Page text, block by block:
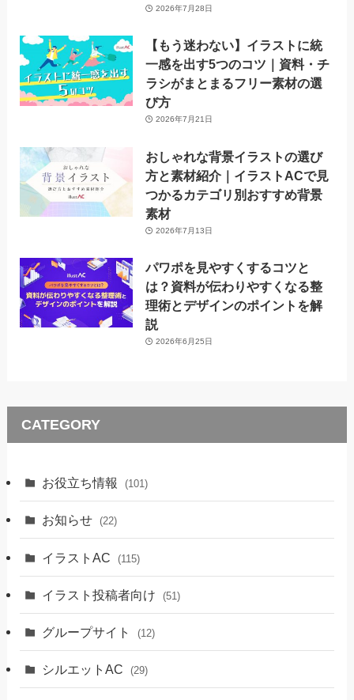
2026年7月28日
【もう迷わない】イラストに統
一感を出す5つのコツ｜資料・チ
ラシがまとまるフリー素材の選
び方
2026年7月21日
おしゃれな背景イラストの選び
方と素材紹介｜イラストACで見
つかるカテゴリ別おすすめ背景
素材
2026年7月13日
パワポを見やすくするコツと
は？資料が伝わりやすくなる整
理術とデザインのポイントを解
説
2026年6月25日
CATEGORY
お役立ち情報 (101)
お知らせ (22)
イラストAC (115)
イラスト投稿者向け (51)
グループサイト (12)
シルエットAC (29)